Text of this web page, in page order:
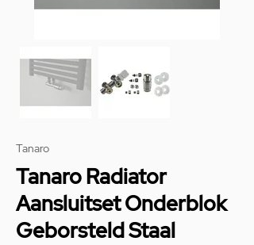
Tanaro
Tanaro Radiator
Aansluitset Onderblok
Geborsteld Staal